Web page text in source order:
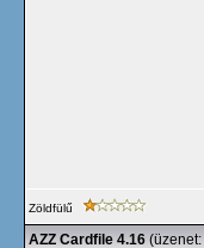
Zöldfülű
AZZ Cardfile 4.16 (üzenet: